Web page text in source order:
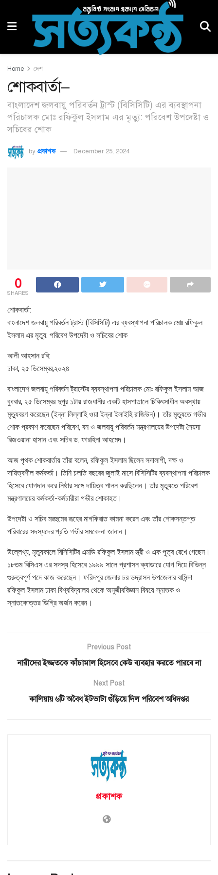
Home দেশ
শোকবার্তা–
বাংলাদেশ জলবায়ু পরিবর্তন ট্রাস্ট (বিসিসিটি) এর ব্যবস্থাপনা
পরিচালক মোঃ রফিকুল ইসলাম এর মৃত্যু: পরিবেশ উপদেষ্টা ও
সচিবের শোক
by প্রকাশক December 25, 2024
0
SHARES
শোকবার্তা:
বাংলাদেশ জলবায়ু পরিবর্তন ট্রাস্ট (বিসিসিটি) এর ব্যবস্থাপনা পরিচালক মোঃ রফিকুল
ইসলাম এর মৃত্যু: পরিবেশ উপদেষ্টা ও সচিবের শোক
আলী আহসান রবি:
ঢাকা, ২৫ ডিসেম্বর,২০২৪
বাংলাদেশ জলবায়ু পরিবর্তন ট্রাস্টের ব্যবস্থাপনা পরিচালক মোঃ রফিকুল ইসলাম আজ
বুধবার, ২৫ ডিসেম্বর দুপুর ১টায় রাজধানীর একটি হাসপাতালে চিকিৎসাধীন অবস্থায়
মৃত্যুবরণ করেছেন (ইন্না লিল্লাহি ওয়া ইন্না ইলাইহি রাজিউন)। তাঁর মৃত্যুতে গভীর
শোক প্রকাশ করেছেন পরিবেশ, বন ও জলবায়ু পরিবর্তন মন্ত্রণালয়ের উপদেষ্টা সৈয়দা
রিজওয়ানা হাসান এবং সচিব ড. ফারহিনা আহমেদ।
আজ পৃথক শোকবার্তায় তাঁরা বলেন, রফিকুল ইসলাম ছিলেন সদালাপী, দক্ষ ও
দায়িত্বশীল কর্মকর্তা। তিনি চলতি বছরের জুলাই মাসে বিসিসিটির ব্যবস্থাপনা পরিচালক
হিসেবে যোগদান করে নিষ্ঠার সঙ্গে দায়িত্ব পালন করছিলেন। তাঁর মৃত্যুতে পরিবেশ
মন্ত্রণালয়ের কর্মকর্তা-কর্মচারীরা গভীর শোকাহত।
উপদেষ্টা ও সচিব মরহুমের রূহের মাগফিরাত কামনা করেন এবং তাঁর শোকসন্তপ্ত
পরিবারের সদস্যদের প্রতি গভীর সমবেদনা জানান।
উল্লেখ্য, মৃত্যুকালে বিসিসিটির এমডি রফিকুল ইসলাম স্ত্রী ও এক পুত্র রেখে গেছেন।
১৮তম বিসিএস এর সদস্য হিসেবে ১৯৯৯ সালে প্রশাসন ক্যাডারে যোগ দিয়ে বিভিন্ন
গুরুত্বপূর্ণ পদে কাজ করেছেন। ফরিদপুর জেলার চর ভদ্রাসন উপজেলার বাসিন্দা
রফিকুল ইসলাম ঢাকা বিশ্ববিদ্যালয় থেকে অনুজীববিজ্ঞান বিষয়ে স্নাতক ও
স্নাতকোত্তর ডিগ্রি অর্জন করেন।
Previous Post
নারীদের ইজ্জতকে কাঁচামাল হিসেবে কেউ ব্যবহার করতে পারবে না
Next Post
কালিয়ায় ৬টি অবৈধ ইটভাটা গুঁড়িয়ে দিল পরিবেশ অধিদপ্তর
প্রকাশক